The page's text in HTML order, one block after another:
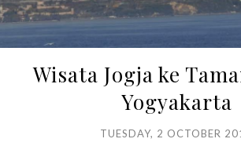
Wisata Jogja ke
Yogyakarta
TUESDAY, 2 OCTOBER